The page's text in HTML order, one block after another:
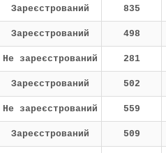
Зареєстрований 835
Зареєстрований 498
Не зареєстрований 281
Зареєстрований 502
Не зареєстрований 559
Зареєстрований 509